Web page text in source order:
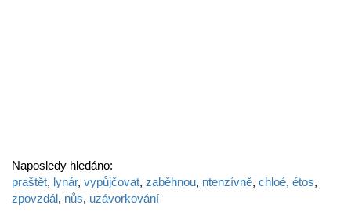
Naposledy hledáno:
praštět, lynár, vypůjčovat, zaběhnou, ntenzívně, chloé, étos,
zpovzdál, nůs, uzávorkování